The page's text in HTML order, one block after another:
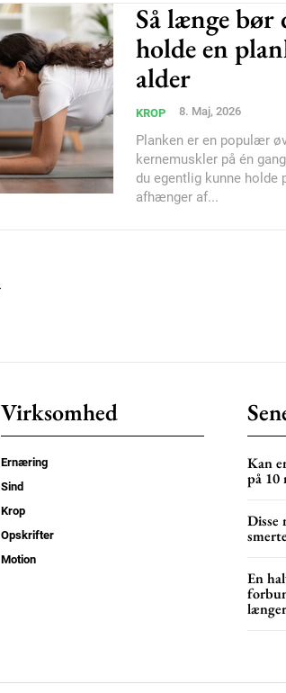
Så længe bør
holde en
alder
KROP 8. Maj, 2026
Planken er en populær
kernemuskler på én
du egentlig kunne holde
afhænger af...
Virksomhed
Ernæring
Sind
Krop
Opskrifter
Motion
Kan
på 10
Disse
En